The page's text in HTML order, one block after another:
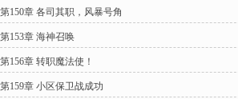
第150章 各司其职，风暴号角
第153章 海神召唤
第156章 转职魔法使！
第159章 小区保卫战成功